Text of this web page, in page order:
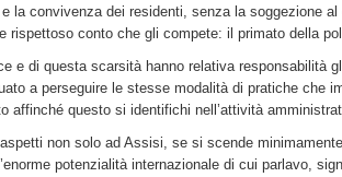
la convivenza dei residenti, senza la soggezione
rispettoso conto che gli compete: il primato della
e di questa scarsità hanno relativa responsabilità
a perseguire le stesse modalità di pratiche che
affinché questo si identifichi nell’attività
non solo ad Assisi, se si scende
potenzialità internazionale di cui parlavo,